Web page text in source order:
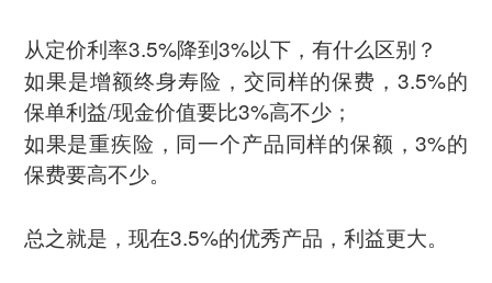
从定价利率3.5%降到3%以下，有什么区别？
如果是增额终身寿险，交同样的保费，3.5%的
保单利益/现金价值要比3%高不少；
如果是重疾险，同一个产品同样的保额，3%的
保费要高不少。
总之就是，现在3.5%的优秀产品，利益更大。